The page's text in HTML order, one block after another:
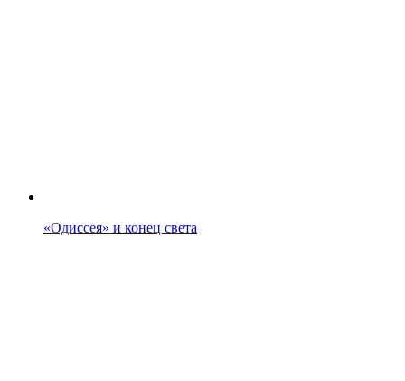
«Одиссея» и конец света